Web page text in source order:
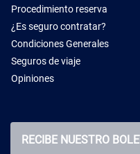
Procedimiento reserva
¿Es seguro contratar?
Condiciones Generales
Seguros de viaje
Opiniones
RECIBE NUESTRO